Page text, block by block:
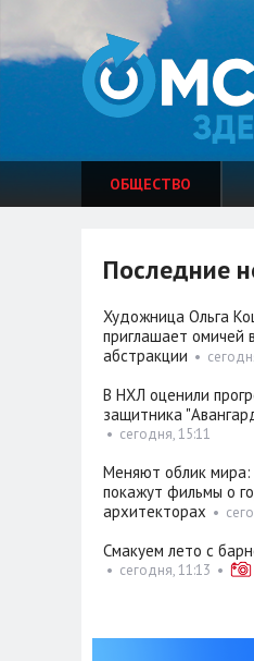
ОБЩЕСТВО
Последние
Художница Ольга
приглашает омичей
абстракции •
В НХЛ оценили
защитника
• сегодня, 15:11
Меняют облик мира:
покажут фильмы о
архитекторах •
Смакуем лето с
• сегодня, 11:13 •